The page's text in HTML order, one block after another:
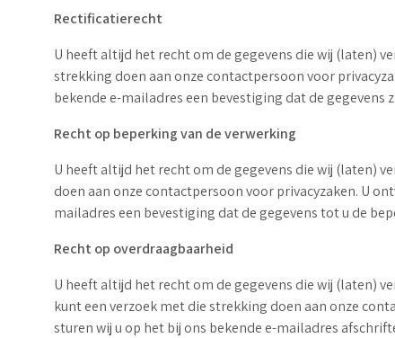
Rectificatierecht
U heeft altijd het recht om de gegevens die wij (laten)
strekking doen aan onze contactpersoon voor
bekende e-mailadres een bevestiging dat de gegevens
Recht op beperking van de verwerking
U heeft altijd het recht om de gegevens die wij (laten)
doen aan onze contactpersoon voor privacyzaken. U
mailadres een bevestiging dat de gegevens tot u de
Recht op overdraagbaarheid
U heeft altijd het recht om de gegevens die wij (laten)
kunt een verzoek met die strekking doen aan onze
sturen wij u op het bij ons bekende e-mailadres